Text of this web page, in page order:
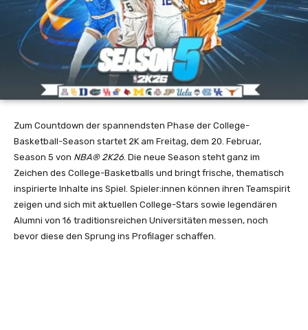
Zum Countdown der spannendsten Phase der College-
Basketball-Season startet 2K am Freitag, dem 20. Februar,
Season 5 von NBA® 2K26. Die neue Season steht ganz im
Zeichen des College-Basketballs und bringt frische, thematisch
inspirierte Inhalte ins Spiel. Spieler:innen können ihren Teamspirit
zeigen und sich mit aktuellen College-Stars sowie legendären
Alumni von 16 traditionsreichen Universitäten messen, noch
bevor diese den Sprung ins Profilager schaffen.